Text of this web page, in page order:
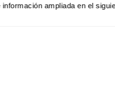
información ampliada en el
en conceptos culinarios con